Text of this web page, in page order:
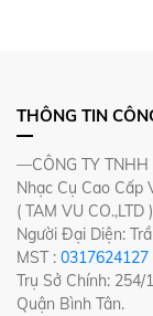
THÔNG TIN
—CÔNG TY
Nhạc Cụ Cao Cấp
( TAM VU CO.,LTD )
Người Đại Diện:
MST : 0317624127
Trụ Sở Chính:
Quận Bình Tân.